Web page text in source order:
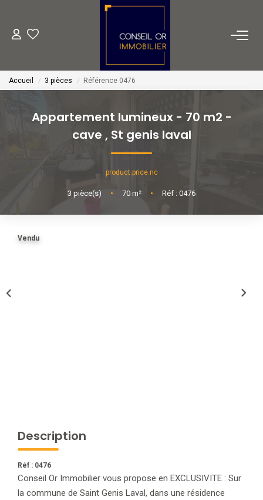
Transaction
Financement
Accueil 3 pièces Référence 0476
Appartement lumineux - 70 m2 -
cave , St genis laval
product.price.nc
3 pièce(s) • 70 m² • Réf : 0476
Vendu
Description
Réf : 0476
Conseil Or Immobilier vous propose en EXCLUSIVITE : Sur
la commune de Saint Genis Laval, dans une résidence